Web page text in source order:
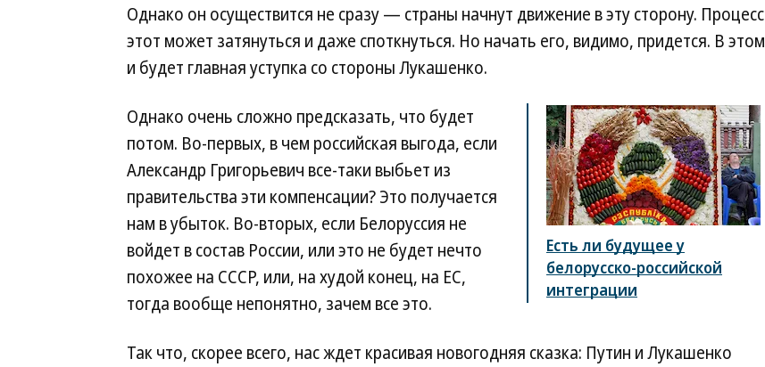
Однако он осуществится не сразу — страны начнут движение в эту сторону. Процесс
этот может затянуться и даже споткнуться. Но начать его, видимо, придется. В этом
и будет главная уступка со стороны Лукашенко.
Есть ли будущее у
белорусско-российской
интеграции
Однако очень сложно предсказать, что будет
потом. Во-первых, в чем российская выгода, если
Александр Григорьевич все-таки выбьет из
правительства эти компенсации? Это получается
нам в убыток. Во-вторых, если Белоруссия не
войдет в состав России, или это не будет нечто
похожее на СССР, или, на худой конец, на ЕС,
тогда вообще непонятно, зачем все это.
Так что, скорее всего, нас ждет красивая новогодняя сказка: Путин и Лукашенко